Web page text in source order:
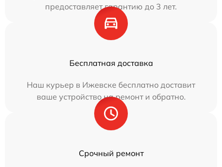
предоставляет гарантию до 3 лет.
Бесплатная доставка
Наш курьер в Ижевске бесплатно доставит
ваше устройство на ремонт и обратно.
Срочный ремонт